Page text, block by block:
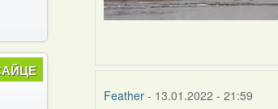
Feather - 13.01.2022 - 21:59